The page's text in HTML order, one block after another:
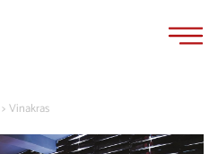
>Vinakras